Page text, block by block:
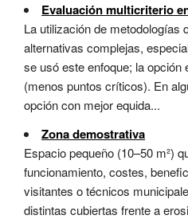
Evaluación multicriterio
La utilización de metodologías
alternativas complejas,
se usó este enfoque; la
(menos puntos críticos). En
opción con mejor equida...
Zona demostrativa
Espacio pequeño (10–50 m²)
funcionamiento, costes,
visitantes o técnicos
distintas cubiertas frente a